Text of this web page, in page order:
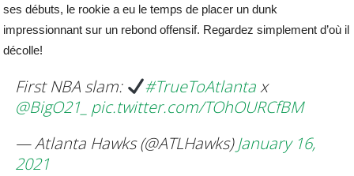
ses débuts, le rookie a eu le temps de placer un dunk
impressionnant sur un rebond offensif. Regardez simplement d’où il
décolle!
First NBA slam: #TrueToAtlantax
@BigO21_ pic.twitter.com/TOhOURCfBM
— Atlanta Hawks (@ATLHawks)January 16,
2021